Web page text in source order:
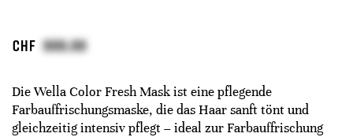
CHF
Die Wella Color Fresh Mask ist eine pflegende
Farbauffrischungsmaske, die das Haar sanft tönt und
gleichzeitig intensiv pflegt – ideal zur Farbauffrischung